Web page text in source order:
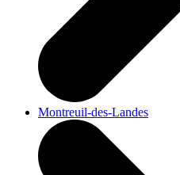
Montreuil-des-Landes